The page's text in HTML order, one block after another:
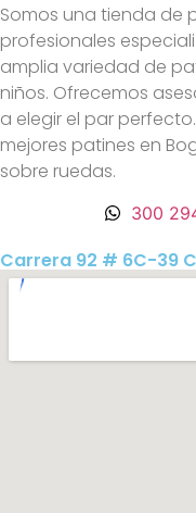
Somos una tienda de
profesionales
amplia variedad de
niños. Ofrecemos
a elegir el par
mejores patines en
sobre ruedas.
300
Carrera 92 # 6C-39